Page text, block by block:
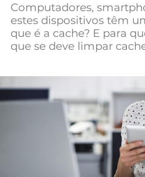
Negócios
Mundial 2026
Computadores,
estes dispositivos têm
que é a cache? E para
que se deve limpar